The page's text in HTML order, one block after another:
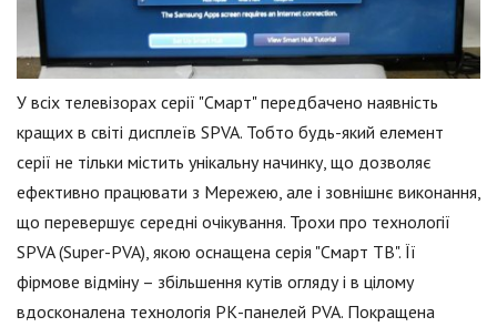
У всіх телевізорах серії "Смарт" передбачено наявність
кращих в світі дисплеїв SPVA. Тобто будь-який елемент
серії не тільки містить унікальну начинку, що дозволяє
ефективно працювати з Мережею, але і зовнішнє виконання,
що перевершує середні очікування. Трохи про технології
SPVA (Super-PVA), якою оснащена серія "Смарт ТВ". Її
фірмове відміну – збільшення кутів огляду і в цілому
вдосконалена технологія РК-панелей PVA. Покращена